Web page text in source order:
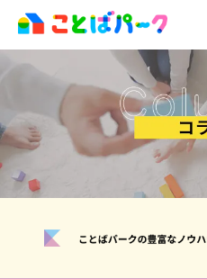
ことばパ
生徒・保
ワーキング
レッスン
講
ご利用の
お問い